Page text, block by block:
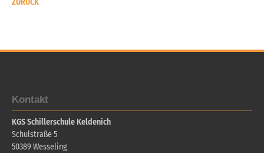
Kontakt
KGS Schillerschule Keldenich
Schulstraße 5
50389 Wesseling